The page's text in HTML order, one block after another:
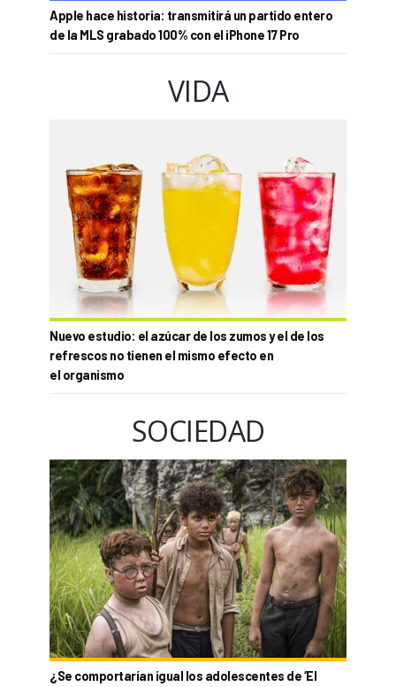
Apple hace historia: transmitirá un partido entero
de la MLS grabado 100% con el iPhone 17 Pro
VIDA
Nuevo estudio: el azúcar de los zumos y el de los
refrescos no tienen el mismo efecto en
el organismo
SOCIEDAD
¿Se comportarían igual los adolescentes de ‘El